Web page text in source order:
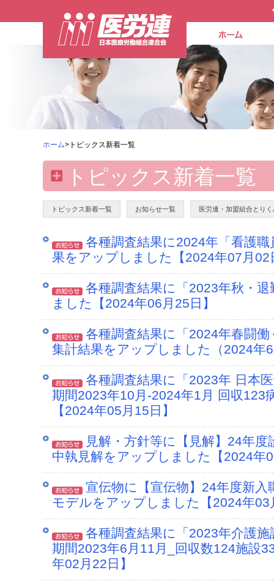
ホーム>トピックス新着一覧
トピックス新着一覧
トピックス新着一覧 お知らせ一覧 医労連・加盟組合とり
各種調査結果に2024年「看護
果をアップしました【2024年07月02
各種調査結果に「2023年秋・
ました【2024年06月25日】
各種調査結果に「2024年春闘
集計結果をアップしました（2024年
各種調査結果に「2023年 日本
期間2023年10月-2024年1月 回収123
【2024年05月15日】
見解・方針等に【見解】24年
中執見解をアップしました【2024年
宣伝物に【宣伝物】24年度新
モデルをアップしました【2024年03
各種調査結果に「2023年介護
期間2023年6月11月_回収数124施設
年02月22日】